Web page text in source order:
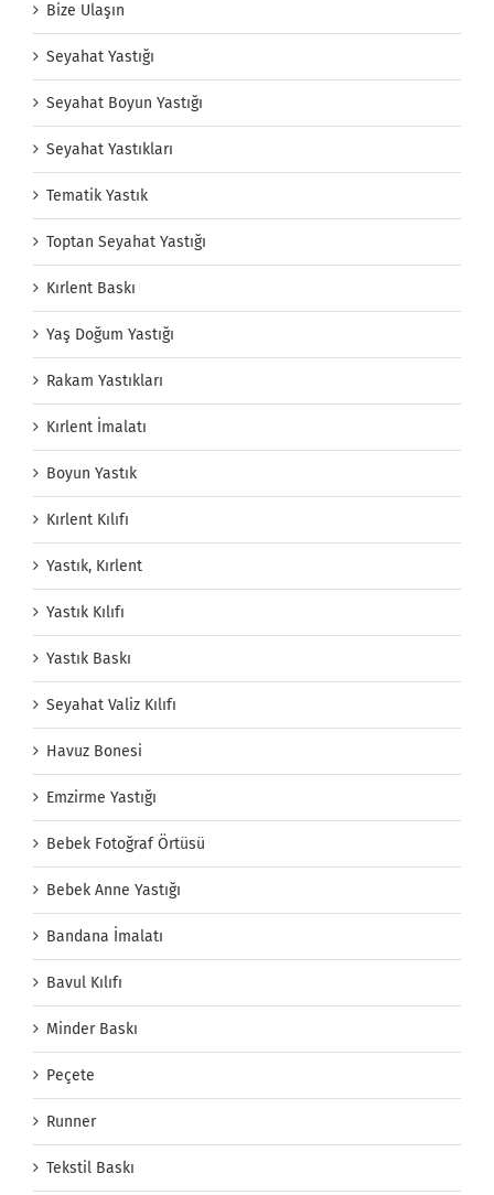
Bize Ulaşın
Seyahat Yastığı
Seyahat Boyun Yastığı
Seyahat Yastıkları
Tematik Yastık
Toptan Seyahat Yastığı
Kırlent Baskı
Yaş Doğum Yastığı
Rakam Yastıkları
Kırlent İmalatı
Boyun Yastık
Kırlent Kılıfı
Yastık, Kırlent
Yastık Kılıfı
Yastık Baskı
Seyahat Valiz Kılıfı
Havuz Bonesi
Emzirme Yastığı
Bebek Fotoğraf Örtüsü
Bebek Anne Yastığı
Bandana İmalatı
Bavul Kılıfı
Minder Baskı
Peçete
Runner
Tekstil Baskı